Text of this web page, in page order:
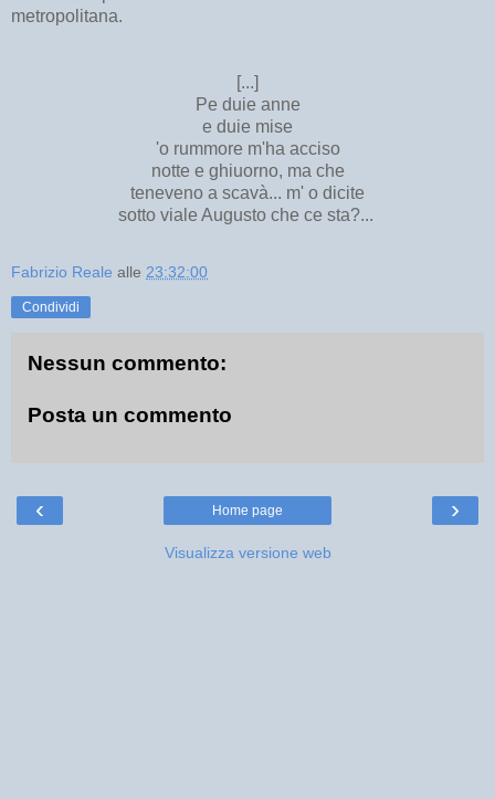
metropolitana.
[...]
Pe duie anne
e duie mise
'o rummore m'ha acciso
notte e ghiuorno, ma che
teneveno a scavà... m' o dicite
sotto viale Augusto che ce sta?...
Fabrizio Reale alle 23:32:00
Condividi
Nessun commento:
Posta un commento
‹ ›
Home page
Visualizza versione web